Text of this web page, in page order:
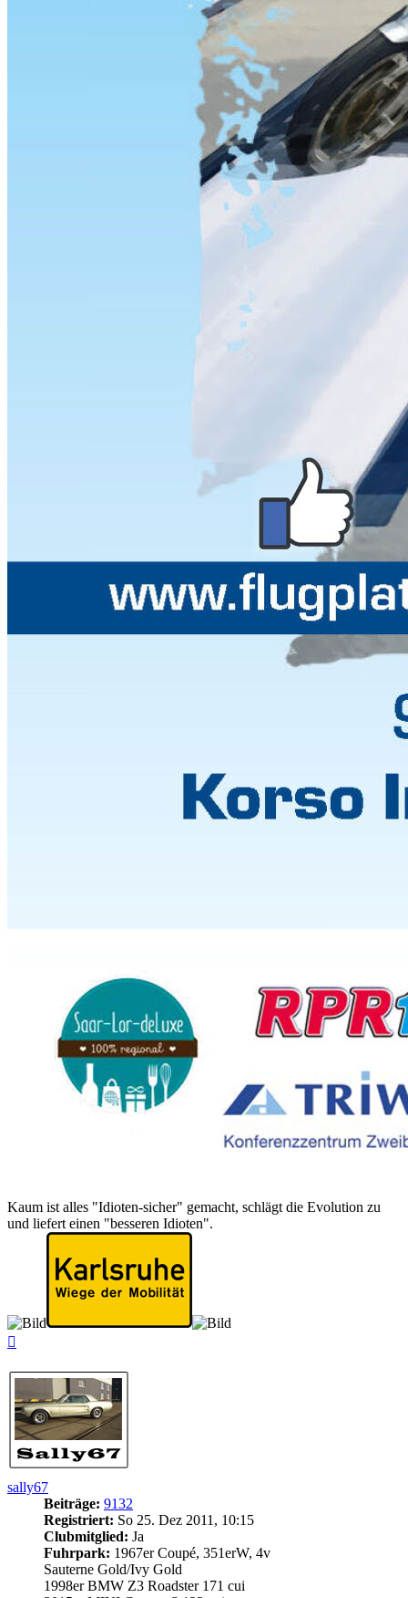
Kaum ist alles "Idioten-sicher" gemacht, schlägt die Evolution zu
und liefert einen "besseren Idioten".
sally67
Beiträge: 9132
Registriert: So 25. Dez 2011, 10:15
Clubmitglied: Ja
Fuhrpark: 1967er Coupé, 351erW, 4v
Sauterne Gold/Ivy Gold
1998er BMW Z3 Roadster 171 cui